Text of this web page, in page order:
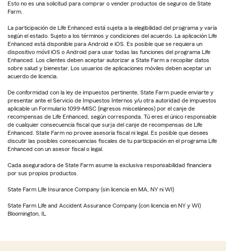
Esto no es una solicitud para comprar o vender productos de seguros de State
Farm.
La participación de Life Enhanced está sujeta a la elegibilidad del programa y varía
según el estado. Sujeto a los términos y condiciones del acuerdo. La aplicación Life
Enhanced está disponible para Android e iOS. Es posible que se requiera un
dispositivo móvil iOS o Android para usar todas las funciones del programa Life
Enhanced. Los clientes deben aceptar autorizar a State Farm a recopilar datos
sobre salud y bienestar. Los usuarios de aplicaciones móviles deben aceptar un
acuerdo de licencia.
De conformidad con la ley de impuestos pertinente, State Farm puede enviarte y
presentar ante el Servicio de Impuestos Internos y/u otra autoridad de impuestos
aplicable un Formulario 1099-MISC (ingresos misceláneos) por el canje de
recompensas de Life Enhanced, según corresponda. Tú eres el único responsable
de cualquier consecuencia fiscal que surja del canje de recompensas de Life
Enhanced. State Farm no provee asesoría fiscal ni legal. Es posible que desees
discutir las posibles consecuencias fiscales de tu participación en el programa Life
Enhanced con un asesor fiscal o legal.
Cada aseguradora de State Farm asume la exclusiva responsabilidad financiera
por sus propios productos.
State Farm Life Insurance Company (sin licencia en MA, NY ni WI)
State Farm Life and Accident Assurance Company (con licencia en NY y WI)
Bloomington, IL